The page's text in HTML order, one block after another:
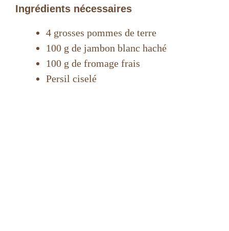
Ingrédients nécessaires
4 grosses pommes de terre
100 g de jambon blanc haché
100 g de fromage frais
Persil ciselé